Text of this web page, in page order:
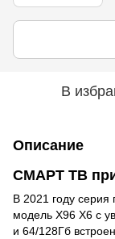
В
Описание
СМАРТ ТВ
В 2021 году серия
модель X96 X6 с
и 64/128Гб